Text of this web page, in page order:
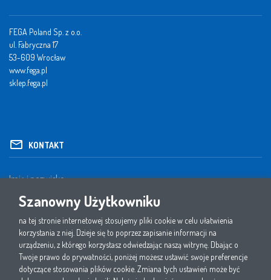
FEGA Poland Sp. z o.o.
ul. Fabryczna 17
53-609 Wrocław
www.fega.pl
sklep.fega.pl
KONTAKT
Szanowny Użytkowniku
na tej stronie internetowej stosujemy pliki cookie w celu ułatwienia
korzystania z niej. Dzieje się to poprzez zapisanie informacji na
urządzeniu, z którego korzystasz odwiedzając naszą witrynę. Dbając o
Twoje prawo do prywatności, poniżej możesz ustawić swoje preferencje
dotyczące stosowania plików cookie. Zmiana tych ustawień może być